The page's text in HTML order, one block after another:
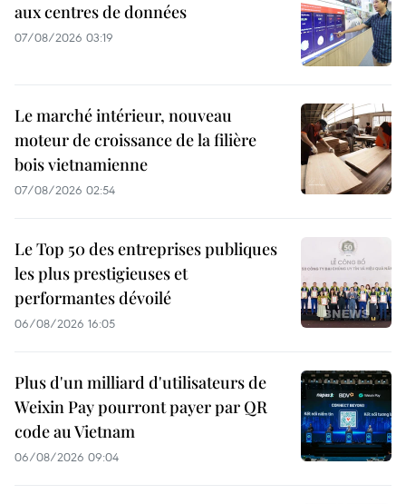
aux centres de données
07/08/2026 03:19
Le marché intérieur, nouveau
moteur de croissance de la filière
bois vietnamienne
07/08/2026 02:54
Le Top 50 des entreprises publiques
les plus prestigieuses et
performantes dévoilé
06/08/2026 16:05
Plus d'un milliard d'utilisateurs de
Weixin Pay pourront payer par QR
code au Vietnam
06/08/2026 09:04